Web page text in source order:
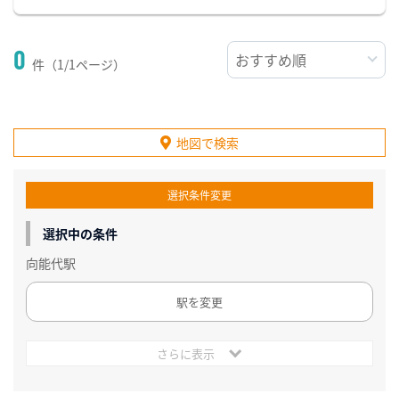
0 件（1/1ページ）
地図で検索
選択条件変更
選択中の条件
向能代駅
駅を変更
さらに表示